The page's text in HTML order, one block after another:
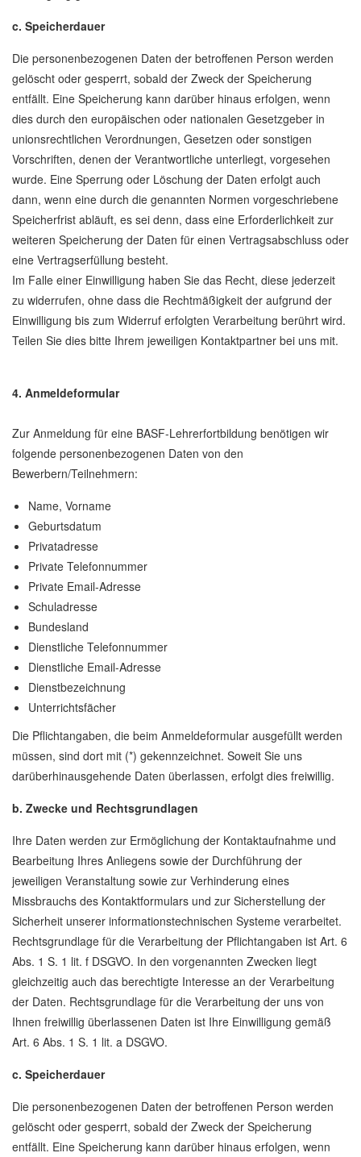
c. Speicherdauer
Die personenbezogenen Daten der betroffenen Person werden
gelöscht oder gesperrt, sobald der Zweck der Speicherung
entfällt. Eine Speicherung kann darüber hinaus erfolgen, wenn
dies durch den europäischen oder nationalen Gesetzgeber in
unionsrechtlichen Verordnungen, Gesetzen oder sonstigen
Vorschriften, denen der Verantwortliche unterliegt, vorgesehen
wurde. Eine Sperrung oder Löschung der Daten erfolgt auch
dann, wenn eine durch die genannten Normen vorgeschriebene
Speicherfrist abläuft, es sei denn, dass eine Erforderlichkeit zur
weiteren Speicherung der Daten für einen Vertragsabschluss oder
eine Vertragserfüllung besteht.
Im Falle einer Einwilligung haben Sie das Recht, diese jederzeit
zu widerrufen, ohne dass die Rechtmäßigkeit der aufgrund der
Einwilligung bis zum Widerruf erfolgten Verarbeitung berührt wird.
Teilen Sie dies bitte Ihrem jeweiligen Kontaktpartner bei uns mit.
4. Anmeldeformular
Zur Anmeldung für eine BASF-Lehrerfortbildung benötigen wir
folgende personenbezogenen Daten von den
Bewerbern/Teilnehmern:
Name, Vorname
Geburtsdatum
Privatadresse
Private Telefonnummer
Private Email-Adresse
Schuladresse
Bundesland
Dienstliche Telefonnummer
Dienstliche Email-Adresse
Dienstbezeichnung
Unterrichtsfächer
Die Pflichtangaben, die beim Anmeldeformular ausgefüllt werden
müssen, sind dort mit (*) gekennzeichnet. Soweit Sie uns
darüberhinausgehende Daten überlassen, erfolgt dies freiwillig.
b. Zwecke und Rechtsgrundlagen
Ihre Daten werden zur Ermöglichung der Kontaktaufnahme und
Bearbeitung Ihres Anliegens sowie der Durchführung der
jeweiligen Veranstaltung sowie zur Verhinderung eines
Missbrauchs des Kontaktformulars und zur Sicherstellung der
Sicherheit unserer informationstechnischen Systeme verarbeitet.
Rechtsgrundlage für die Verarbeitung der Pflichtangaben ist Art. 6
Abs. 1 S. 1 lit. f DSGVO. In den vorgenannten Zwecken liegt
gleichzeitig auch das berechtigte Interesse an der Verarbeitung
der Daten. Rechtsgrundlage für die Verarbeitung der uns von
Ihnen freiwillig überlassenen Daten ist Ihre Einwilligung gemäß
Art. 6 Abs. 1 S. 1 lit. a DSGVO.
c. Speicherdauer
Die personenbezogenen Daten der betroffenen Person werden
gelöscht oder gesperrt, sobald der Zweck der Speicherung
entfällt. Eine Speicherung kann darüber hinaus erfolgen, wenn